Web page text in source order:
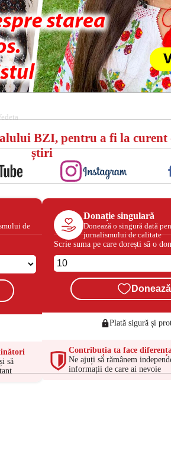
BZI, pentru a fi la curent
știri
de
să
Donație singulară
Donează o singură dată
jurnalismului de calitate
Scrie suma pe care dorești să o
Donează
Plată sigură și
Contribuția ta face
Ne ajuți să rămânem
informații de care ai nevoie